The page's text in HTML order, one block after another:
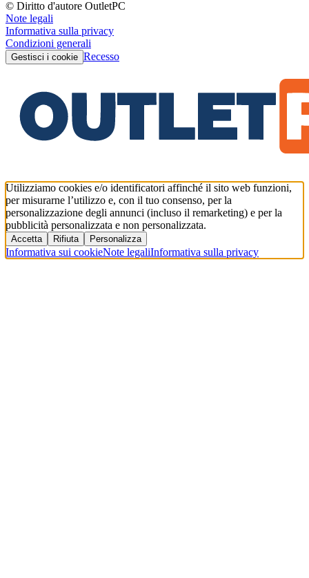
© Diritto d'autore OutletPC
Note legali
Informativa sulla privacy
Condizioni generali
Gestisci i cookie Recesso
Utilizziamo cookies e/o identificatori affinché il sito web funzioni,
per misurarne l’utilizzo e, con il tuo consenso, per la
personalizzazione degli annunci (incluso il remarketing) e per la
pubblicità personalizzata e non personalizzata.
Accetta Rifiuta Personalizza
Informativa sui cookieNote legaliInformativa sulla privacy